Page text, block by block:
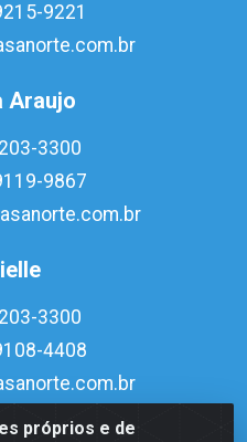
próprios e de
9221
Araujo
3300
9867
3300
4408